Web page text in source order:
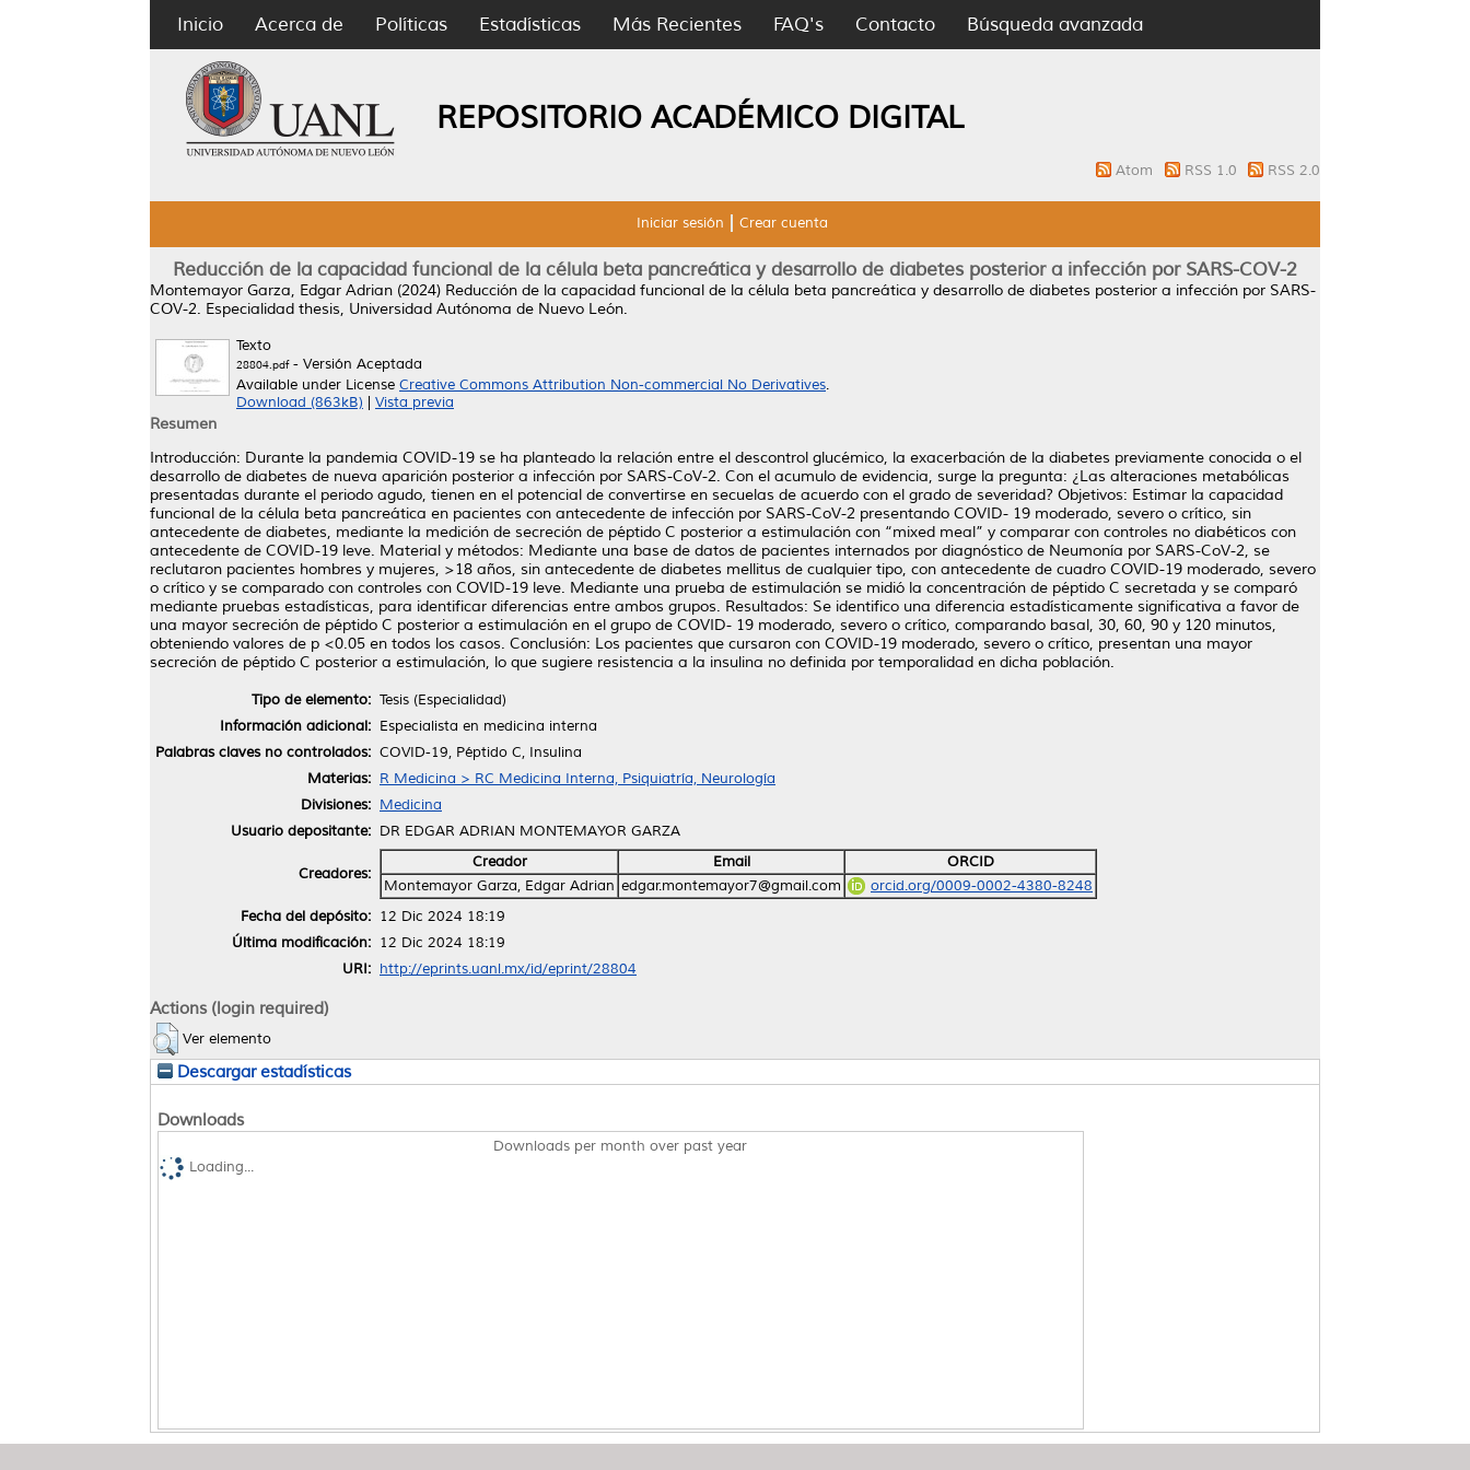
Inicio Acerca de Políticas Estadísticas Más Recientes FAQ's Contacto Búsqueda avanzada
REPOSITORIO ACADÉMICO DIGITAL
Atom RSS 1.0 RSS 2.0
Iniciar sesión Crear cuenta
Reducción de la capacidad funcional de la célula beta pancreática y desarrollo de diabetes posterior a infección por SARS-COV-2
Montemayor Garza, Edgar Adrian (2024) Reducción de la capacidad funcional de la célula beta pancreática y desarrollo de diabetes posterior a infección por SARS-
COV-2. Especialidad thesis, Universidad Autónoma de Nuevo León.
Texto
28804.pdf- Versión Aceptada
Available under License Creative Commons Attribution Non-commercial No Derivatives.
Download (863kB)
Vista previa
Resumen
Introducción: Durante la pandemia COVID-19 se ha planteado la relación entre el descontrol glucémico, la exacerbación de la diabetes previamente conocida o el
desarrollo de diabetes de nueva aparición posterior a infección por SARS-CoV-2. Con el acumulo de evidencia, surge la pregunta: ¿Las alteraciones metabólicas
presentadas durante el periodo agudo, tienen en el potencial de convertirse en secuelas de acuerdo con el grado de severidad? Objetivos: Estimar la capacidad
funcional de la célula beta pancreática en pacientes con antecedente de infección por SARS-CoV-2 presentando COVID- 19 moderado, severo o crítico, sin
antecedente de diabetes, mediante la medición de secreción de péptido C posterior a estimulación con “mixed meal” y comparar con controles no diabéticos con
antecedente de COVID-19 leve. Material y métodos: Mediante una base de datos de pacientes internados por diagnóstico de Neumonía por SARS-CoV-2, se
reclutaron pacientes hombres y mujeres, >18 años, sin antecedente de diabetes mellitus de cualquier tipo, con antecedente de cuadro COVID-19 moderado, severo
o crítico y se comparado con controles con COVID-19 leve. Mediante una prueba de estimulación se midió la concentración de péptido C secretada y se comparó
mediante pruebas estadísticas, para identificar diferencias entre ambos grupos. Resultados: Se identifico una diferencia estadísticamente significativa a favor de
una mayor secreción de péptido C posterior a estimulación en el grupo de COVID- 19 moderado, severo o crítico, comparando basal, 30, 60, 90 y 120 minutos,
obteniendo valores de p <0.05 en todos los casos. Conclusión: Los pacientes que cursaron con COVID-19 moderado, severo o crítico, presentan una mayor
secreción de péptido C posterior a estimulación, lo que sugiere resistencia a la insulina no definida por temporalidad en dicha población.
Tipo de elemento: Tesis (Especialidad)
Información adicional: Especialista en medicina interna
Palabras claves no controlados: COVID-19, Péptido C, Insulina
Materias: R Medicina > RC Medicina Interna, Psiquiatría, Neurología
Divisiones: Medicina
Usuario depositante: DR EDGAR ADRIAN MONTEMAYOR GARZA
Creadores:
Creador Email
ORCID
Montemayor Garza, Edgar Adrian edgar.montemayor7@gmail.com
orcid.org/0009-0002-4380-8248
Fecha del depósito: 12 Dic 2024 18:19
Última modificación: 12 Dic 2024 18:19
URI: http://eprints.uanl.mx/id/eprint/28804
Actions (login required)
Ver elemento
Descargar estadísticas
Downloads
Downloads per month over past year
Loading...